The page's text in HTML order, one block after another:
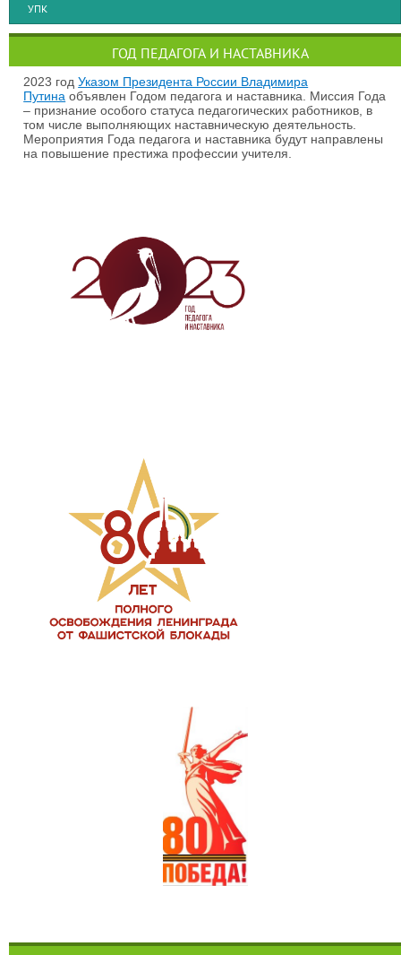
УПК
ГОД ПЕДАГОГА И НАСТАВНИКА
2023 годУказом Президента России Владимира
Путина объявлен Годом педагога и наставника. Миссия Года
– признание особого статуса педагогических работников, в
том числе выполняющих наставническую деятельность.
Мероприятия Года педагога и наставника будут направлены
на повышение престижа профессии учителя.